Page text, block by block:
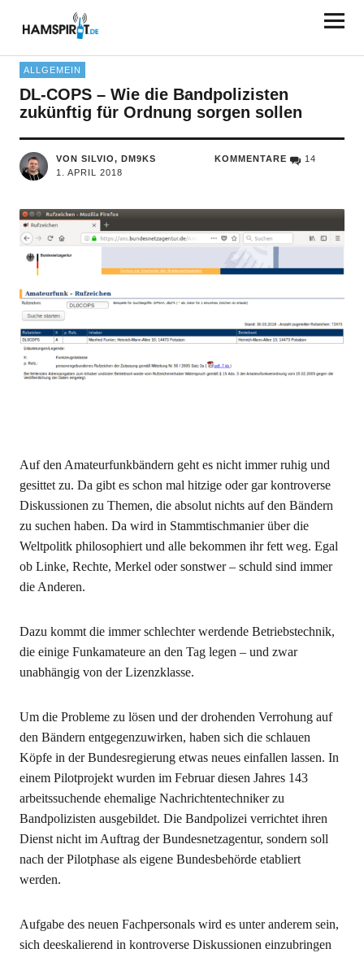
HAMSPIRIT.DE
ALLGEMEIN
DL-COPS – Wie die Bandpolizisten
zukünftig für Ordnung sorgen sollen
VON SILVIO, DM9KS
1. APRIL 2018
KOMMENTARE 14
Auf den Amateurfunkbändern geht es nicht immer ruhig und
gesittet zu. Da gibt es schon mal hitzige oder gar kontroverse
Diskussionen zu Themen, die absolut nichts auf den Bändern
zu suchen haben. Da wird in Stammtischmanier über die
Weltpolitk philosophiert und alle bekommen ihr fett weg. Egal
ob Linke, Rechte, Merkel oder sonstwer – schuld sind immer
die Anderen.
Dazu kommt die immer schlechter werdende Betriebstechnik,
die einige Funkamateure an den Tag legen – und zwar
unabhängig von der Lizenzklasse.
Um die Probleme zu lösen und der drohenden Verrohung auf
den Bändern entgegenzuwirken, haben sich die schlauen
Köpfe in der Bundesregierung etwas neues einfallen lassen. In
einem Pilotprojekt wurden im Februar diesen Jahres 143
arbeitssuchende ehemalige Nachrichtentechniker zu
Bandpolizisten ausgebildet. Die Bandpolizei verrichtet ihren
Dienst nicht im Auftrag der Bundesnetzagentur, sondern soll
nach der Pilotphase als eigene Bundesbehörde etabliert
werden.
Aufgabe des neuen Fachpersonals wird es unter anderem sein,
sich deeskalierend in kontroverse Diskussionen einzubringen